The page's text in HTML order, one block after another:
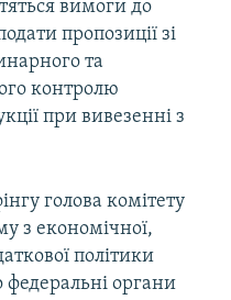
вимоги до
пропозиції зі
та
контролю
при вивезенні з
голова комітету
з економічної,
політики
федеральні органи